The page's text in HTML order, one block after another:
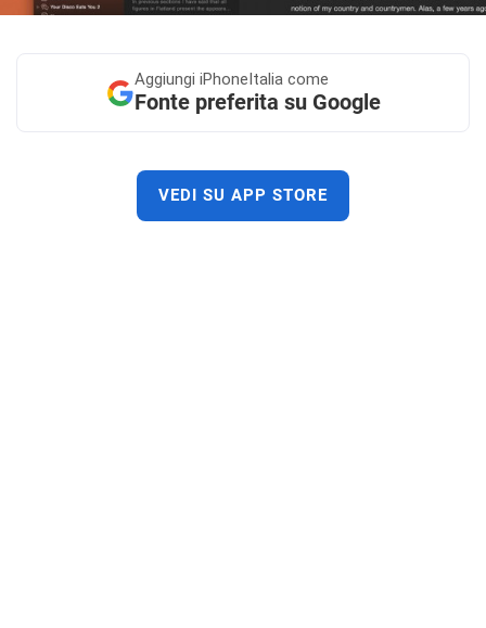
Aggiungi iPhoneItalia come
Fonte preferita su Google
VEDI SU APP STORE